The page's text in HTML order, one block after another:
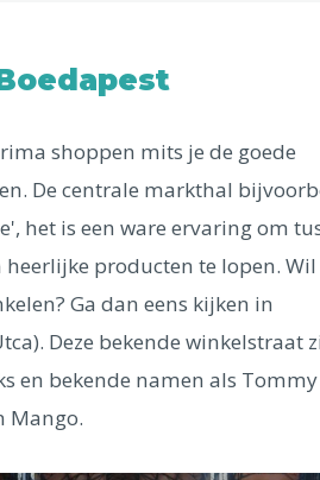
shoppen mits je de goede
De centrale markthal
het is een ware ervaring om
producten te lopen.
Ga dan eens kijken in
Deze bekende winkelstraat
en bekende namen als Tommy
Mango.